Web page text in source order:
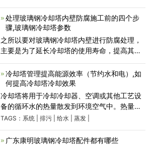
少，可是某些缘故也会导致闭式冷却塔出现十
分严重的漂水状
处理玻璃钢冷却塔内壁防腐施工前的四个步
骤,玻璃钢冷却塔参数
之所以要对玻璃钢冷却塔内壁进行防腐处理，
主要是为了延长冷却塔的使用寿命，提高其应
们需要对玻璃钢冷却塔的内壁做如下处理：处
理玻璃钢冷却塔内壁
冷却塔管理提高能源效率（节约水和电）,如
何提高冷却塔冷却效果
冷却塔将用于冷却冷却器、空调或其他工艺设
备的循环水的热量散发到环境空气中。热量通
过蒸发过程从冷却塔排放到环境中。因此，根
损失概述冷却塔
TAGS： 系统| 排污| 给水 蒸发|
广东康明玻璃钢冷却塔配件都有哪些